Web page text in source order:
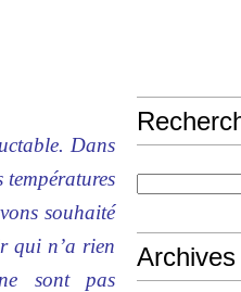
Dans
températures
souhaité
qui n’a rien
sont pas
Archives